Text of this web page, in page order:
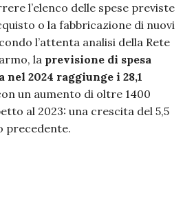
l’elenco delle spese previste
o la fabbricazione di nuovi
l’attenta analisi della Rete
la previsione di spesa
2024 raggiunge i 28,1
un aumento di oltre 1400
al 2023: una crescita del 5,5
precedente.